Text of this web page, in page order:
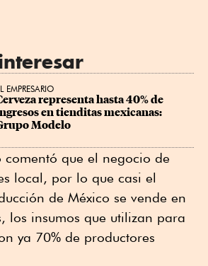
EMPRESARIO
representa hasta 40% de
en tienditas mexicanas:
Modelo
comentó que el negocio de
local, por lo que casi el
de México se vende en
los insumos que utilizan para
ya 70% de productores